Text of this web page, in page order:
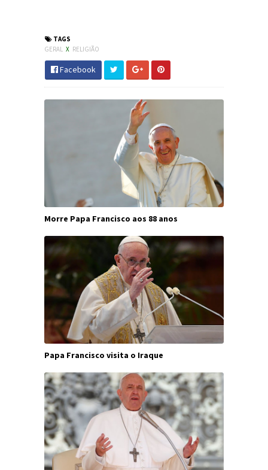
TAGS
GERAL X RELIGIÃO
Facebook
Morre Papa Francisco aos 88 anos
Papa Francisco visita o Iraque